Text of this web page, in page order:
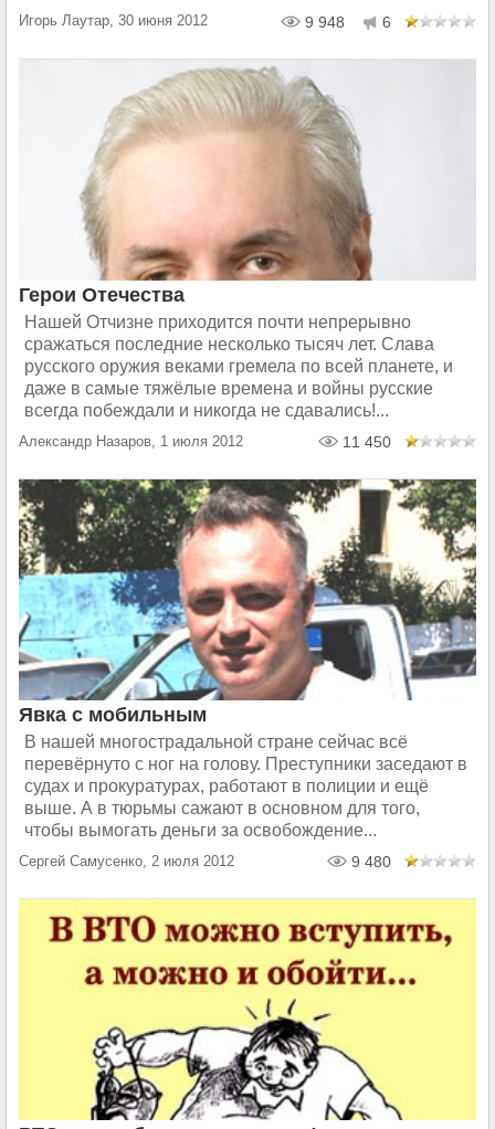
Игорь Лаутар, 30 июня 2012 9 948 6
Герои Отечества
Нашей Отчизне приходится почти непрерывно
сражаться последние несколько тысяч лет. Слава
русского оружия веками гремела по всей планете, и
даже в самые тяжёлые времена и войны русские
всегда побеждали и никогда не сдавались!...
Александр Назаров, 1 июля 2012 11 450
Явка с мобильным
В нашей многострадальной стране сейчас всё
перевёрнуто с ног на голову. Преступники заседают в
судах и прокуратурах, работают в полиции и ещё
выше. А в тюрьмы сажают в основном для того,
чтобы вымогать деньги за освобождение...
Сергей Самусенко, 2 июля 2012 9 480